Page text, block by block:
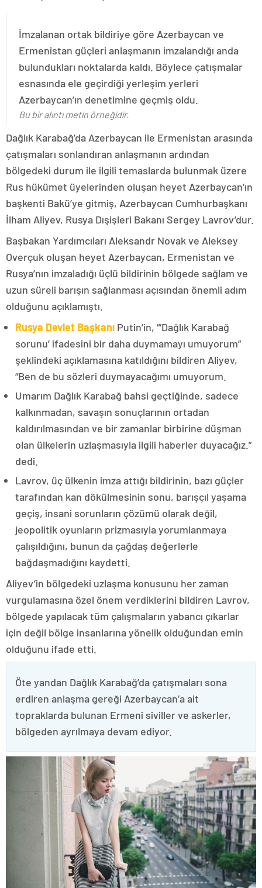
İmzalanan ortak bildiriye göre Azerbaycan ve
Ermenistan güçleri anlaşmanın imzalandığı anda
bulundukları noktalarda kaldı. Böylece çatışmalar
esnasında ele geçirdiği yerleşim yerleri
Azerbaycan’ın denetimine geçmiş oldu.
Bu bir alıntı metin örneğidir.
Dağlık Karabağ’da Azerbaycan ile Ermenistan arasında
çatışmaları sonlandıran anlaşmanın ardından
bölgedeki durum ile ilgili temaslarda bulunmak üzere
Rus hükümet üyelerinden oluşan heyet Azerbaycan’ın
başkenti Bakü’ye gitmiş, Azerbaycan Cumhurbaşkanı
İlham Aliyev, Rusya Dışişleri Bakanı Sergey Lavrov’dur.
Başbakan Yardımcıları Aleksandr Novak ve Aleksey
Overçuk oluşan heyet Azerbaycan, Ermenistan ve
Rusya’nın imzaladığı üçlü bildirinin bölgede sağlam ve
uzun süreli barışın sağlanması açısından önemli adım
olduğunu açıklamıştı.
Rusya Devlet Başkanı Putin’in, “‘Dağlık Karabağ
sorunu’ ifadesini bir daha duymamayı umuyorum”
şeklindeki açıklamasına katıldığını bildiren Aliyev,
“Ben de bu sözleri duymayacağımı umuyorum.
Umarım Dağlık Karabağ bahsi geçtiğinde, sadece
kalkınmadan, savaşın sonuçlarının ortadan
kaldırılmasından ve bir zamanlar birbirine düşman
olan ülkelerin uzlaşmasıyla ilgili haberler duyacağız.”
dedi.
Lavrov, üç ülkenin imza attığı bildirinin, bazı güçler
tarafından kan dökülmesinin sonu, barışçıl yaşama
geçiş, insani sorunların çözümü olarak değil,
jeopolitik oyunların prizmasıyla yorumlanmaya
çalışıldığını, bunun da çağdaş değerlerle
bağdaşmadığını kaydetti.
Aliyev’in bölgedeki uzlaşma konusunu her zaman
vurgulamasına özel önem verdiklerini bildiren Lavrov,
bölgede yapılacak tüm çalışmaların yabancı çıkarlar
için değil bölge insanlarına yönelik olduğundan emin
olduğunu ifade etti.
Öte yandan Dağlık Karabağ’da çatışmaları sona
erdiren anlaşma gereği Azerbaycan’a ait
topraklarda bulunan Ermeni siviller ve askerler,
bölgeden ayrılmaya devam ediyor.